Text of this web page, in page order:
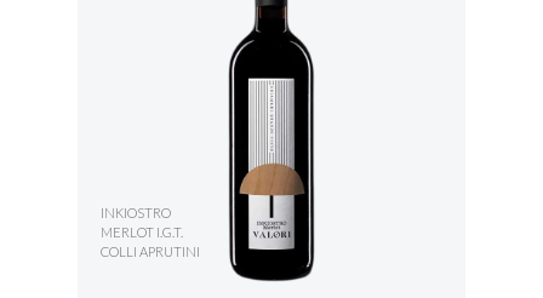
INKIOSTRO
MERLOT I.G.T.
COLLI APRUTINI